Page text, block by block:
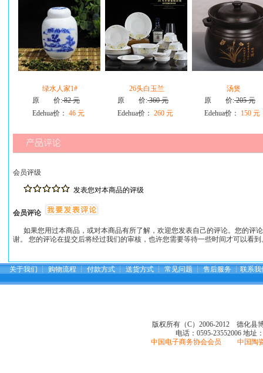
绿水人家1#
原 价:82 元
Edehua价： 46 元
26头白玉兰
原 价:360 元
Edehua价： 260 元
汤煲
原 价:205 元
Edehua价：
150 元
会员评级
发表您对本商品的评级
会员评论
如果您用过本商品，或对本商品有所了解，欢迎您发表自己的评论。您的评
谢。 您的评论在提交后将经过我们的审核，也许您需要等待一些时间才可以看
关于我们 ┆ 购物流程 ┆ 付款方式 ┆ 送货方式 ┆ 常见问题 ┆ 售后服务 ┆ 联系我
版权所有（C）2006-2012 德化县
电话：0595-23552006 地址
中国电子商务协会会员 中国陶